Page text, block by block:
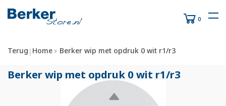
0
Terug | Home Berker wip met opdruk 0 wit r1/r3
Berker wip met opdruk 0 wit r1/r3